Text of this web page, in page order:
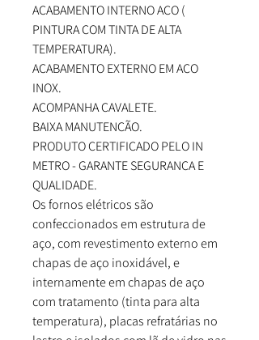
ACABAMENTO INTERNO AÇO (
PINTURA COM TINTA DE ALTA
TEMPERATURA).
ACABAMENTO EXTERNO EM AÇO
INOX.
ACOMPANHA CAVALETE.
BAIXA MANUTENÇÃO.
PRODUTO CERTIFICADO PELO IN
METRO - GARANTE SEGURANÇA E
QUALIDADE.
Os fornos elétricos são
confeccionados em estrutura de
aço, com revestimento externo em
chapas de aço inoxidável, e
internamente em chapas de aço
com tratamento (tinta para alta
temperatura), placas refratárias no